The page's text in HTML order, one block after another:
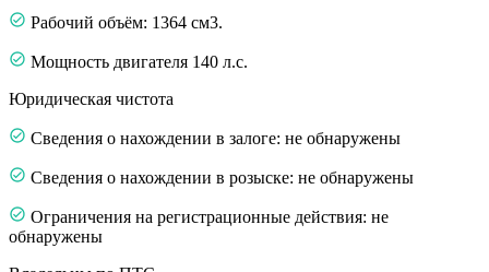
Рабочий объём: 1364 см3.
Мощность двигателя 140 л.с.
Юридическая чистота
Сведения о нахождении в залоге: не обнаружены
Сведения о нахождении в розыске: не обнаружены
Ограничения на регистрационные действия: не
обнаружены